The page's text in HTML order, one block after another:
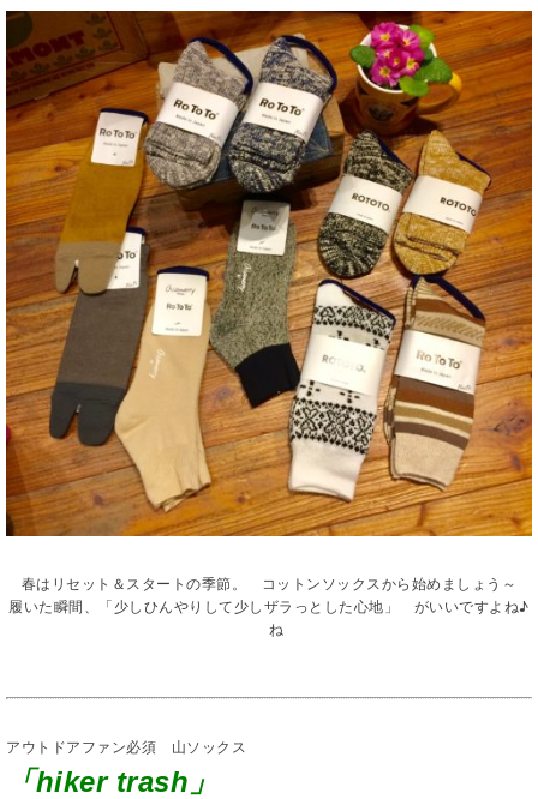
春はリセット＆スタートの季節。 コットンソックスから始めましょう～
履いた瞬間、「少しひんやりして少しザラっとした心地」 がいいですよね♪
ね
アウトドアファン必須 山ソックス
「hiker trash」